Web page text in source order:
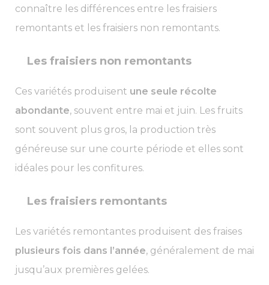
connaître les différences entre les fraisiers
remontants et les fraisiers non remontants.
Les fraisiers non remontants
Ces variétés produisent une seule récolte
abondante, souvent entre mai et juin. Les fruits
sont souvent plus gros, la production très
généreuse sur une courte période et elles sont
idéales pour les confitures.
Les fraisiers remontants
Les variétés remontantes produisent des fraises
plusieurs fois dans l’année, généralement de mai
jusqu’aux premières gelées.